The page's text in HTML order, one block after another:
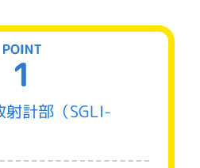
計部（SGLI-